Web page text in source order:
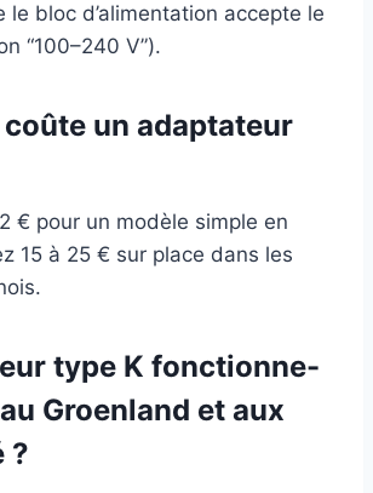
bloc d’alimentation accepte le
“100–240 V”).
un adaptateur
€ pour un modèle simple en
15 à 25 € sur place dans les
type K fonctionne-
Groenland et aux
?